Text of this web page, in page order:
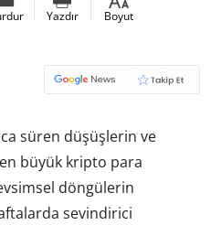
Yazdır Boyut
süren düşüşlerin ve
büyük kripto para
döngülerin
sevindirici